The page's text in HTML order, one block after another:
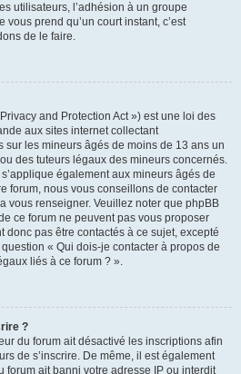
utilisateurs, l’adhésion à un groupe
vous prend qu’un court instant, c’est
de le faire.
and Protection Act ») est une loi des
aux sites internet collectant
les mineurs âgés de moins de 13 ans un
des tuteurs légaux des mineurs concernés.
également aux mineurs âgés de
forum, nous vous conseillons de contacter
vous renseigner. Veuillez noter que phpBB
ce forum ne peuvent pas vous proposer
donc pas être contactés à ce sujet, excepté
« Qui dois-je contacter à propos de
liés à ce forum ? ».
?
du forum ait désactivé les inscriptions afin
de s’inscrire. De même, il est également
forum ait banni votre adresse IP ou interdit